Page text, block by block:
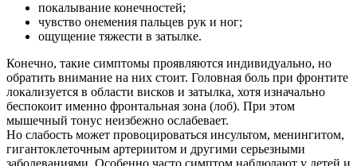
покалывание конечностей;
чувство онемения пальцев рук и ног;
ощущение тяжести в затылке.
Конечно, такие симптомы проявляются индивидуально, но
обратить внимание на них стоит. Головная боль при фронтите
локализуется в области висков и затылка, хотя изначально
беспокоит именно фронтальная зона (лоб). При этом
мышечный тонус неизбежно ослабевает.
Но слабость может провоцироваться инсультом, менингитом,
гигантоклеточным артериитом и другими серьезными
заболеваниями. Особенно часто симптом наблюдают у детей и